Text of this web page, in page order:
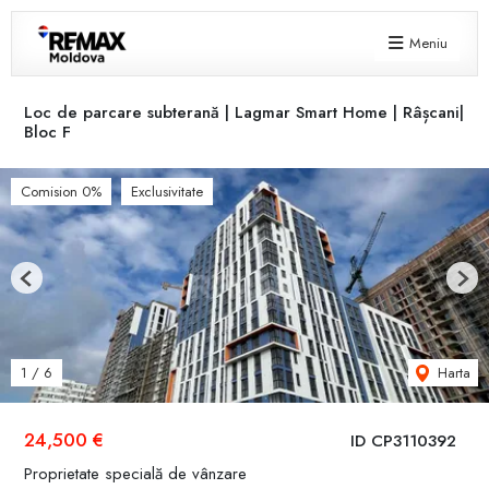
Meniu
Loc de parcare subterană | Lagmar Smart Home | Râșcani|
Bloc F
ID CP3110392
24,500 €
Proprietate specială de vânzare
Comision 0% Exclusivitate
1 / 6 Harta
Previous Next